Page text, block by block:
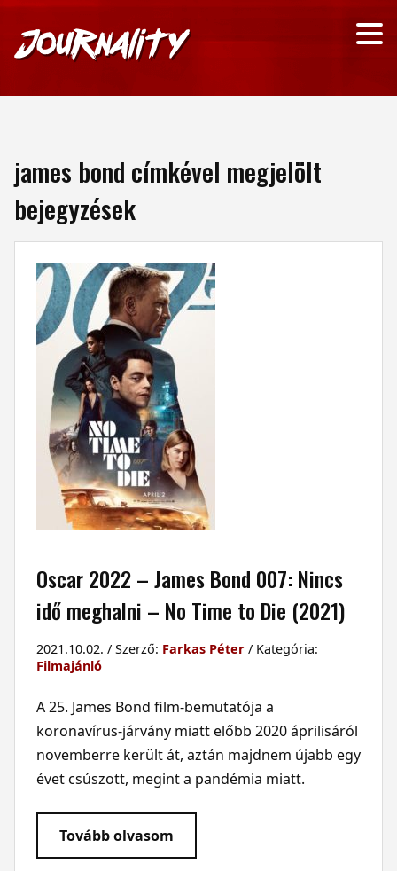
james bond címkével megjelölt
bejegyzések
Oscar 2022 – James Bond 007: Nincs
idő meghalni – No Time to Die (2021)
2021.10.02. / Szerző: Farkas Péter/ Kategória:
Filmajánló
A 25. James Bond film-bemutatója a
koronavírus-járvány miatt előbb 2020 áprilisáról
novemberre került át, aztán majdnem újabb egy
évet csúszott, megint a pandémia miatt.
Tovább olvasom